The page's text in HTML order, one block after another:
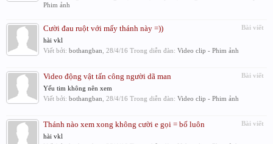
Phim ảnh
Bài viết
Cười đau ruột với mấy thánh này =))
hài vkl
Viết bởi: bothangban 28/4/16 Trong diễn đàn: Video clip - Phim ảnh
Bài viết
Video động vật tấn công người dã man
Yếu tim không nên xem
Viết bởi: bothangban 28/4/16 Trong diễn đàn: Video clip - Phim ảnh
Bài viết
Thánh nào xem xong không cười e gọi = bố luôn
hài vkl